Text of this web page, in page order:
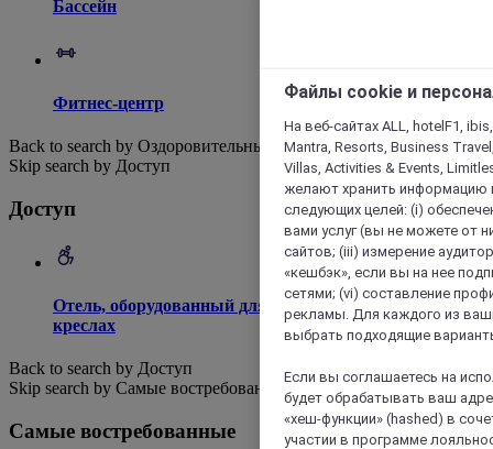
Бассейн
Фитнес-центр
Back to search by Оздоровительные процедуры
Skip search by Доступ
Доступ
Отель, оборудованный для доступа на инвалидных
креслах
Back to search by Доступ
Skip search by Самые востребованные
Самые востребованные
Файлы cookie и
На веб-сайтах ALL, hotelF1,
Mantra, Resorts, Business
Villas, Activities & Events,
желают хранить информацию
следующих целей: (i)
вами услуг (вы не можете от
сайтов; (iii) измерение
«кешбэк», если вы на нее
сетями; (vi) составление
рекламы. Для каждого из
выбрать подходящие
Если вы соглашаетесь на
будет обрабатывать ваш
«хеш-функции» (hashed) в
участии в программе